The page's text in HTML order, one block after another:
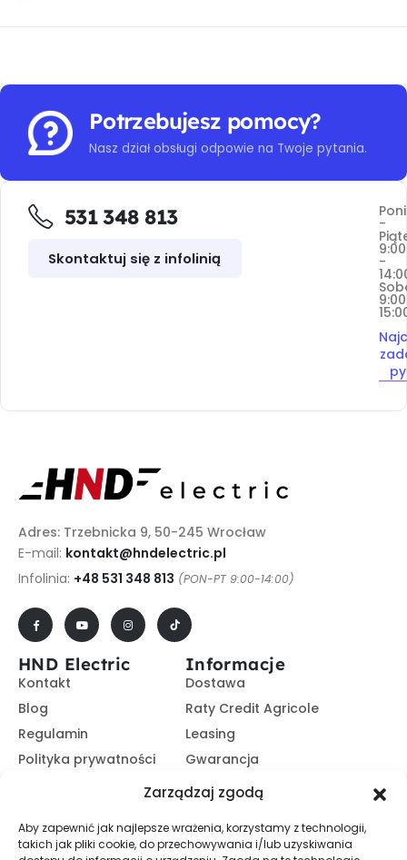
Zarządzaj zgodą
Aby zapewnić jak najlepsze wrażenia, korzystamy z technologii,
takich jak pliki cookie, do przechowywania i/lub uzyskiwania
Potrzebujesz pomocy?
Nasz dział obsługi odpowie na Twoje pytania.
531 348 813
Skontaktuj się z infolinią
-
9:00
-
Adres: Trzebnicka 9, 50-245 Wrocław
E-mail: kontakt@hndelectric.pl
Infolinia: +48 531 348 813 (PON-PT 9:00-14:00)
HND Electric
Kontakt
Blog
Regulamin
Polityka prywatności
Informacje
Dostawa
Raty Credit Agricole
Leasing
Gwarancja
14 dni na zwrot
Program partnerski